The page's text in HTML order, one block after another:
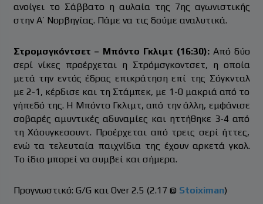
ανοίγει το Σάββατο η αυλαία της 7ης αγωνιστικής
στην Α’ Νορβηγίας. Πάμε να τις δούμε αναλυτικά.
Στρομσγκόντσετ – Μπόντο Γκλιμτ (16:30):Από δύο
σερί νίκες προέρχεται η Στρόμσγκοντσετ, η οποία
μετά την εντός έδρας επικράτηση επί της Σόγκνταλ
με 2-1, κέρδισε και τη Στάμπεκ, με 1-0 μακριά από το
γήπεδό της. Η Μπόντο Γκλιμτ, από την άλλη, εμφάνισε
σοβαρές αμυντικές αδυναμίες και ηττήθηκε 3-4 από
τη Χάουγκεσουντ. Προέρχεται από τρεις σερί ήττες,
ενώ τα τελευταία παιχνίδια της έχουν αρκετά γκολ.
Το ίδιο μπορεί να συμβεί και σήμερα.
Προγνωστικό: G/G και Over 2.5 (2.17 @ Stoiximan)